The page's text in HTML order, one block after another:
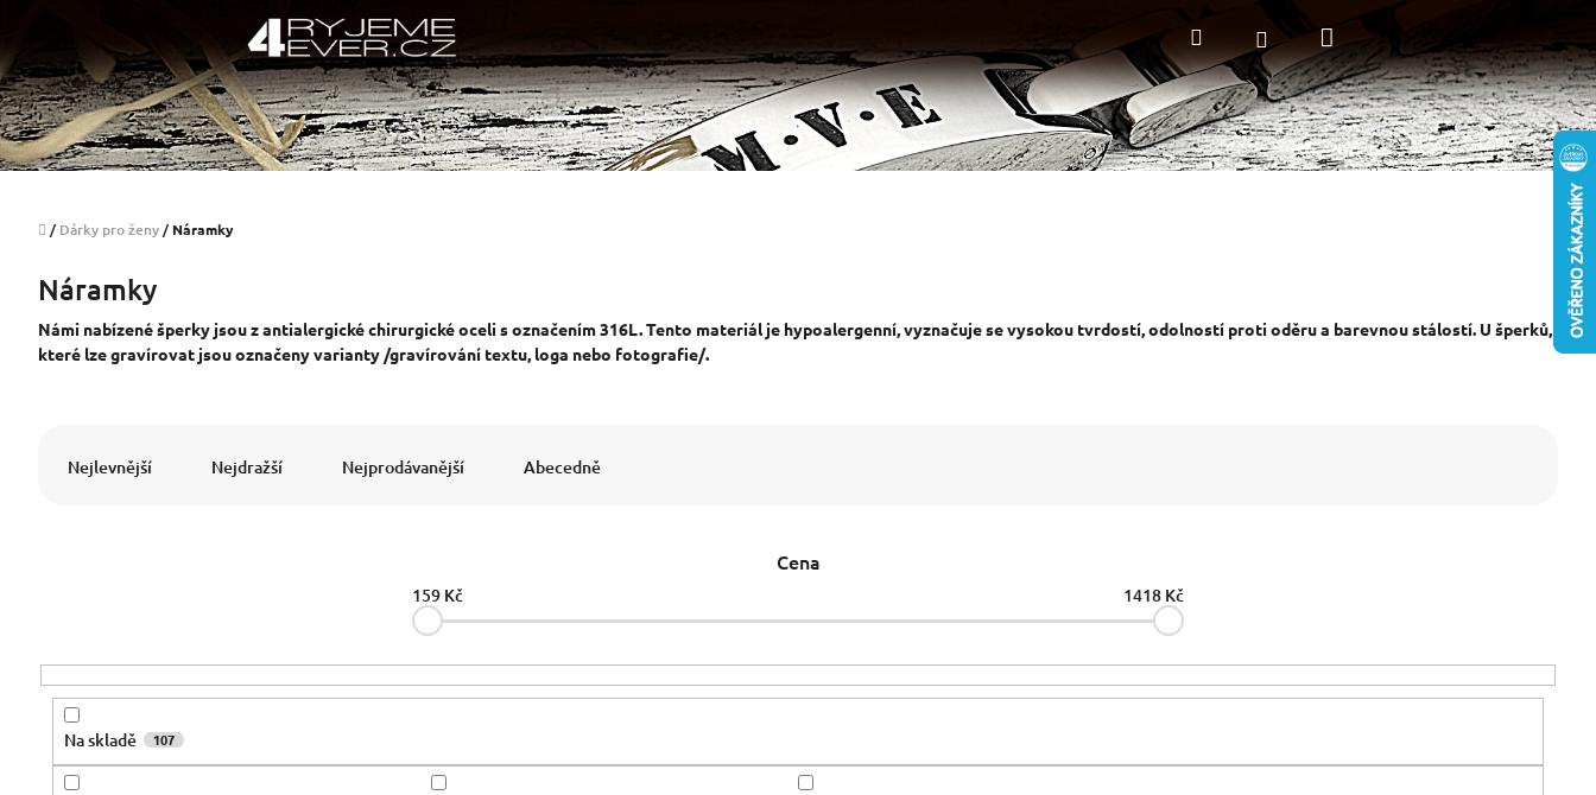
obsah
HledatPřihlášeníNákupní
košík
Domů
/ Dárky pro ženy/ Náramky
Náramky
Námi nabízené šperky jsou z antialergické chirurgické oceli s označením 316L. Tento materiál je hypoalergenní, vyznačuje se vysokou tvrdostí, odolností proti oděru a barevnou stálostí. U šperků,
které lze gravírovat jsou označeny varianty /gravírování textu, loga nebo fotografie/.
d
Nejlevnější Nejdražší Nejprodávanější Abecedně
Cena
159 Kč 1418 Kč
Na skladě 107